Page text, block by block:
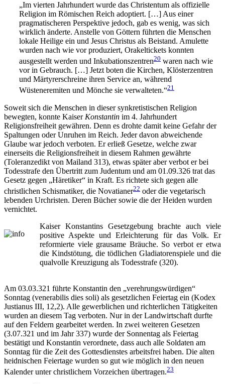
„Im vierten Jahrhundert wurde das Christentum als offizielle
Religion im Römischen Reich adoptiert. […] Aus einer
pragmatischeren Perspektive jedoch, gab es wenig, was sich
wirklich änderte. Anstelle von Göttern führten die Menschen
lokale Heilige ein und Jesus Christus als Beistand. Amulette
wurden nach wie vor produziert, Orakeltickets konnten
ausgestellt werden und Inkubationszentren20 waren nach wie
vor in Gebrauch. […] Jetzt boten die Kirchen, Klösterzentren
und Märtyrerschreine ihren Service an, während
Wüsteneremiten und Mönche sie verwalteten.“21
Soweit sich die Menschen in dieser synkretistischen Religion
bewegten, konnte Kaiser Konstantin im 4. Jahrhundert
Religionsfreiheit gewähren. Denn es drohte damit keine Gefahr der
Spaltungen oder Unruhen im Reich. Jeder davon abweichende
Glaube war jedoch verboten. Er erließ Gesetze, welche zwar
einerseits die Religionsfreiheit in diesem Rahmen gewährte
(Toleranzedikt von Mailand 313), etwas später aber verbot er bei
Todesstrafe den Übertritt zum Judentum und am 01.09.326 trat das
Gesetz gegen „Häretiker“ in Kraft. Es richtete sich gegen alle
christlichen Schismatiker, die Novatianer22 oder die vegetarisch
lebenden Urchristen. Deren Bücher sowie die der Heiden wurden
vernichtet.
Kaiser Konstantins Gesetzgebung brachte auch viele
positive Aspekte und Erleichterung für das Volk. Er
reformierte viele grausame Bräuche. So verbot er etwa
die Kindstötung, die tödlichen Gladiatorenspiele und die
qualvolle Kreuzigung als Todesstrafe (320).
Am 03.03.321 führte Konstantin den „verehrungswürdigen“
Sonntag (venerabilis dies soli) als gesetzlichen Feiertag ein (Kodex
Justianus III, 12,2). Alle gewerblichen und richterlichen Tätigkeiten
wurden an diesem Tag verboten. Nur in der Landwirtschaft durfte
auf den Feldern gearbeitet werden. In zwei weiteren Gesetzen
(3.07.321 und im Jahr 337) wurde der Sonnentag als Feiertag
bestätigt und Konstantin verordnete, dass auch alle Soldaten am
Sonntag für die Zeit des Gottesdienstes arbeitsfrei haben. Die alten
heidnischen Feiertage wurden so gut wie möglich in den neuen
Kalender unter christlichem Vorzeichen übertragen.23